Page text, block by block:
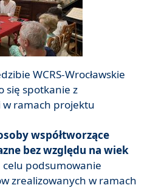
WCRS-Wrocławskie
się spotkanie z
w ramach projektu
współtworzące
bez względu na wiek
celu podsumowanie
zrealizowanych w ramach